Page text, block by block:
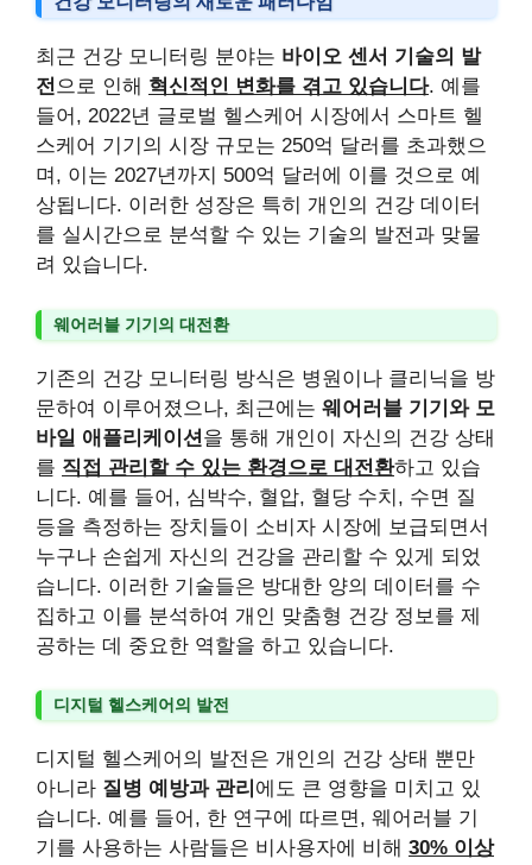
최근 건강 모니터링 분야는 바이오 센서 기술의 발
전으로 인해 혁신적인 변화를 겪고 있습니다. 예를
들어, 2022년 글로벌 헬스케어 시장에서 스마트 헬
스케어 기기의 시장 규모는 250억 달러를 초과했으
며, 이는 2027년까지 500억 달러에 이를 것으로 예
상됩니다. 이러한 성장은 특히 개인의 건강 데이터
를 실시간으로 분석할 수 있는 기술의 발전과 맞물
려 있습니다.
웨어러블 기기의 대전환
기존의 건강 모니터링 방식은 병원이나 클리닉을 방
문하여 이루어졌으나, 최근에는 웨어러블 기기와 모
바일 애플리케이션 을 통해 개인이 자신의 건강 상태
를 직접 관리할 수 있는 환경으로 대전환하고 있습
니다. 예를 들어, 심박수, 혈압, 혈당 수치, 수면 질
등을 측정하는 장치들이 소비자 시장에 보급되면서
누구나 손쉽게 자신의 건강을 관리할 수 있게 되었
습니다. 이러한 기술들은 방대한 양의 데이터를 수
집하고 이를 분석하여 개인 맞춤형 건강 정보를 제
공하는 데 중요한 역할을 하고 있습니다.
디지털 헬스케어의 발전
디지털 헬스케어의 발전은 개인의 건강 상태 뿐만
아니라 질병 예방과 관리 에도 큰 영향을 미치고 있
습니다. 예를 들어, 한 연구에 따르면, 웨어러블 기
기를 사용하는 사람들은 비사용자에 비해 30% 이상